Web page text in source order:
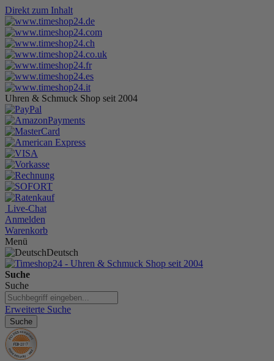
Direkt zum Inhalt
Uhren & Schmuck Shop seit 2004
Live-Chat
Anmelden
Warenkorb
Menü
Deutsch
Suche
Suche
Erweiterte Suche
Suche